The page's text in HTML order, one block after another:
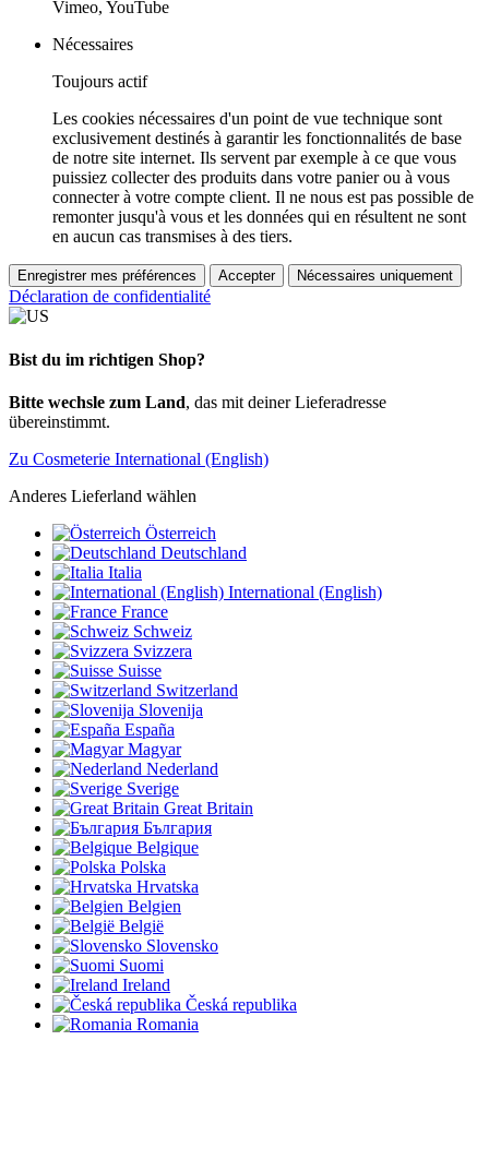
Vimeo, YouTube
Nécessaires
Toujours actif
Les cookies nécessaires d'un point de vue technique sont
exclusivement destinés à garantir les fonctionnalités de base
de notre site internet. Ils servent par exemple à ce que vous
puissiez collecter des produits dans votre panier ou à vous
connecter à votre compte client. Il ne nous est pas possible de
remonter jusqu'à vous et les données qui en résultent ne sont
en aucun cas transmises à des tiers.
Enregistrer mes préférences Accepter Nécessaires uniquement
Déclaration de confidentialité
Bist du im richtigen Shop?
Bitte wechsle zum Land, das mit deiner Lieferadresse
übereinstimmt.
Zu Cosmeterie International (English)
Anderes Lieferland wählen
Österreich
Deutschland
Italia
International (English)
France
Schweiz
Svizzera
Suisse
Switzerland
Slovenija
España
Magyar
Nederland
Sverige
Great Britain
България
Belgique
Polska
Hrvatska
Belgien
België
Slovensko
Suomi
Ireland
Česká republika
Romania